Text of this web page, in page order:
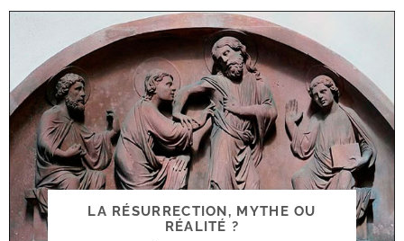
LA RÉSURRECTION, MYTHE OU
RÉALITÉ ?